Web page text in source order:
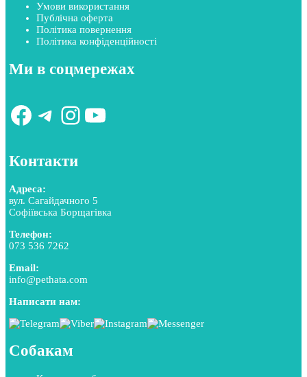
Умови використання
Публічна оферта
Політика повернення
Політика конфіденційності
Ми в соцмережах
Facebook
Telegram
Instagram
YouTube
Контакти
Адреса:
вул. Сагайдачного 5
Софіївська Борщагівка
Телефон:
073 536 7262
Email:
info@pethata.com
Написати нам:
Собакам